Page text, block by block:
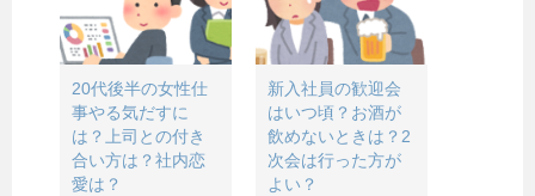
20代後半の女性仕
事やる気だすに
は？上司との付き
合い方は？社内恋
愛は？
新入社員の歓迎会
はいつ頃？お酒が
飲めないときは？2
次会は行った方が
よい？